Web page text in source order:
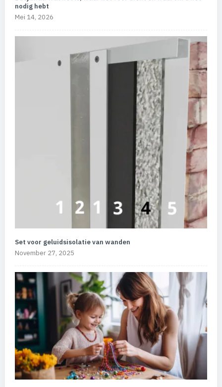
nodig hebt
Mei 14, 2026
Set voor geluidsisolatie van wanden
November 27, 2025